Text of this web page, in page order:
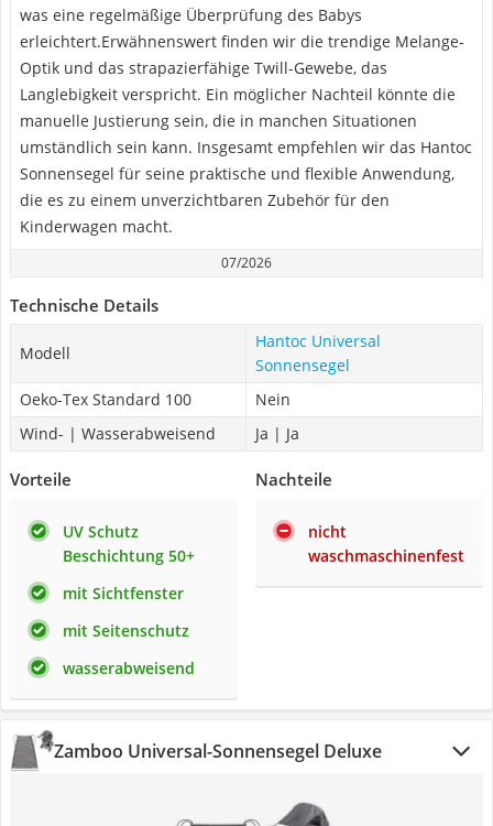
was eine regelmäßige Überprüfung des Babys
erleichtert.Erwähnenswert finden wir die trendige Melange-
Optik und das strapazierfähige Twill-Gewebe, das
Langlebigkeit verspricht. Ein möglicher Nachteil könnte die
manuelle Justierung sein, die in manchen Situationen
umständlich sein kann. Insgesamt empfehlen wir das Hantoc
Sonnensegel für seine praktische und flexible Anwendung,
die es zu einem unverzichtbaren Zubehör für den
Kinderwagen macht.
07/2026
Technische Details
Modell
Hantoc Universal
Sonnensegel
Oeko-Tex Standard 100
Nein
Wind- | Wasserabweisend
Ja | Ja
Vorteile
UV Schutz
Beschichtung 50+
mit Sichtfenster
mit Seitenschutz
wasserabweisend
Nachteile
nicht
waschmaschinenfest
Zamboo Universal-Sonnensegel Deluxe